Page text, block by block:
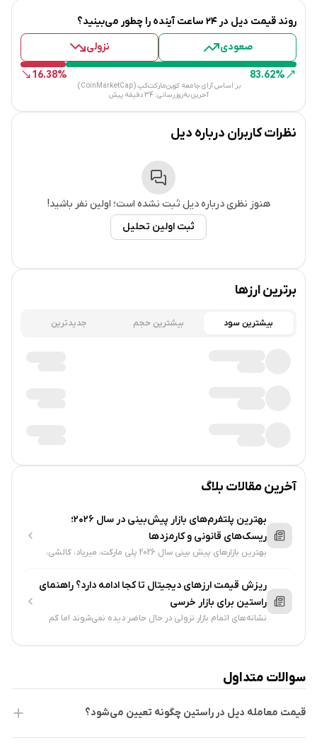
روند قیمت دیل در ۲۴ ساعت آینده را چطور می‌بینید؟
صعودی
نزولی
83.62%
16.38%
بر اساس آرای جامعه کوین‌مارکت‌کپ (CoinMarketCap)
آخرین به‌روزرسانی:34 دقیقه پیش
نظرات کاربران درباره دیل
هنوز نظری دربارهدیل ثبت نشده است؛ اولین نفر باشید!
ثبت اولین تحلیل
برترین ارزها
بیشترین سود بیشترین حجم جدیدترین
آخرین مقالات بلاگ
بهترین پلتفرم‌های بازار پیش‌بینی در سال ۲۰۲۶؛
ریسک‌های قانونی و کارمزدها
بهترین بازارهای پیش بینی سال 2026 پلی مارکت، میریاد، کالشی،
برای پیش بینی دارند...
ریزش قیمت ارزهای دیجیتال تا کجا ادامه دارد؟ راهنمای
راستین برای بازار خرسی
نشانه‌های اتمام بازار نزولی در حال حاضر دیده نمی‌شوند اما کم
نهنگ‌ها، می‌توانند خبر از بازگشت بازار بدهند...
سوالات متداول
قیمت معامله دیل در راستین چگونه تعیین می‌شود؟